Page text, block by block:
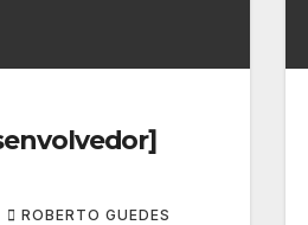
ROBERTO GUEDES